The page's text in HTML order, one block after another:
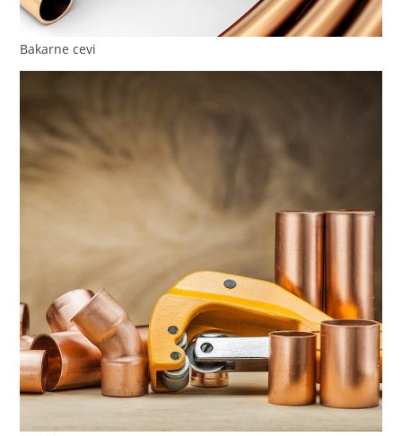
Bakarne cevi